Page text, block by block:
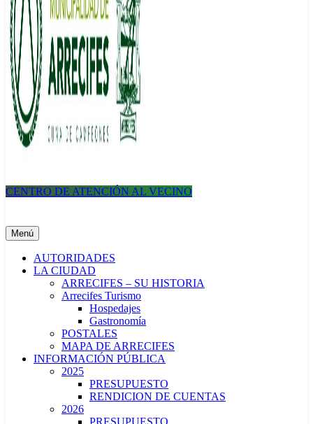
CENTRO DE ATENCIÓN AL VECINO
Menú
AUTORIDADES
LA CIUDAD
ARRECIFES – SU HISTORIA
Arrecifes Turismo
Hospedajes
Gastronomía
POSTALES
MAPA DE ARRECIFES
INFORMACIÓN PÚBLICA
2025
PRESUPUESTO
RENDICION DE CUENTAS
2026
PRESUPUESTO